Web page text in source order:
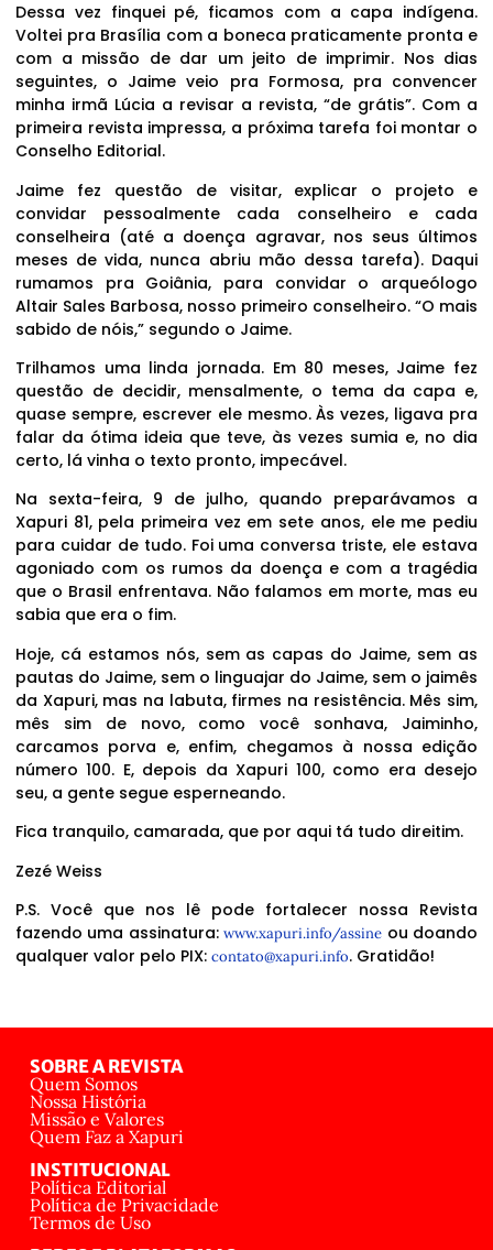
Dessa vez finquei pé, ficamos com a capa indígena.
Voltei pra Brasília com a boneca praticamente pronta e
com a missão de dar um jeito de imprimir. Nos dias
seguintes, o Jaime veio pra Formosa, pra convencer
minha irmã Lúcia a revisar a revista, “de grátis”. Com a
primeira revista impressa, a próxima tarefa foi montar o
Conselho Editorial.
Jaime fez questão de visitar, explicar o projeto e
convidar pessoalmente cada conselheiro e cada
conselheira (até a doença agravar, nos seus últimos
meses de vida, nunca abriu mão dessa tarefa). Daqui
rumamos pra Goiânia, para convidar o arqueólogo
Altair Sales Barbosa, nosso primeiro conselheiro. “O mais
sabido de nóis,” segundo o Jaime.
Trilhamos uma linda jornada. Em 80 meses, Jaime fez
questão de decidir, mensalmente, o tema da capa e,
quase sempre, escrever ele mesmo. Às vezes, ligava pra
falar da ótima ideia que teve, às vezes sumia e, no dia
certo, lá vinha o texto pronto, impecável.
Na sexta-feira, 9 de julho, quando preparávamos a
Xapuri 81, pela primeira vez em sete anos, ele me pediu
para cuidar de tudo. Foi uma conversa triste, ele estava
agoniado com os rumos da doença e com a tragédia
que o Brasil enfrentava. Não falamos em morte, mas eu
sabia que era o fim.
Hoje, cá estamos nós, sem as capas do Jaime, sem as
pautas do Jaime, sem o linguajar do Jaime, sem o jaimês
da Xapuri, mas na labuta, firmes na resistência. Mês sim,
mês sim de novo, como você sonhava, Jaiminho,
carcamos porva e, enfim, chegamos à nossa edição
número 100. E, depois da Xapuri 100, como era desejo
seu, a gente segue esperneando.
Fica tranquilo, camarada, que por aqui tá tudo direitim.
Zezé Weiss
P.S. Você que nos lê pode fortalecer nossa Revista
fazendo uma assinatura:www.xapuri.info/assine ou doando
qualquer valor pelo PIX: contato@xapuri.info. Gratidão!
SOBRE A REVISTA
Quem Somos
Nossa História
Missão e Valores
Quem Faz a Xapuri
INSTITUCIONAL
Política Editorial
Política de Privacidade
Termos de Uso